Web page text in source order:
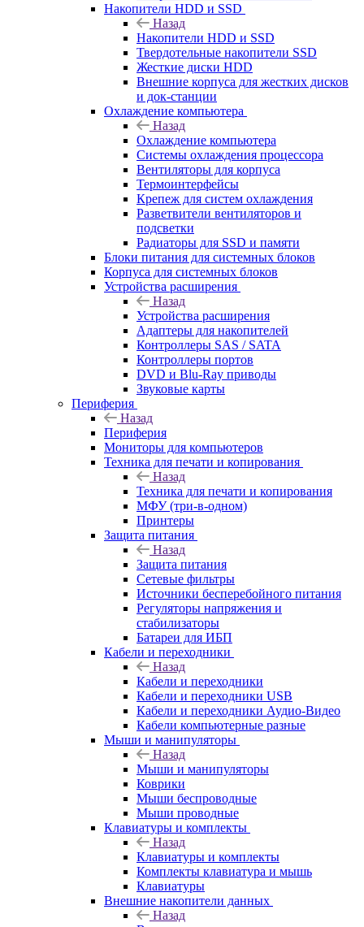
Накопители HDD и SSD
Назад
Накопители HDD и SSD
Твердотельные накопители SSD
Жесткие диски HDD
Внешние корпуса для жестких дисков
и док-станции
Охлаждение компьютера
Назад
Охлаждение компьютера
Системы охлаждения процессора
Вентиляторы для корпуса
Термоинтерфейсы
Крепеж для систем охлаждения
Разветвители вентиляторов и
подсветки
Радиаторы для SSD и памяти
Блоки питания для системных блоков
Корпуса для системных блоков
Устройства расширения
Назад
Устройства расширения
Адаптеры для накопителей
Контроллеры SAS / SATA
Контроллеры портов
DVD и Blu-Ray приводы
Звуковые карты
Периферия
Назад
Периферия
Мониторы для компьютеров
Техника для печати и копирования
Назад
Техника для печати и копирования
МФУ (три-в-одном)
Принтеры
Защита питания
Назад
Защита питания
Сетевые фильтры
Источники бесперебойного питания
Регуляторы напряжения и
стабилизаторы
Батареи для ИБП
Кабели и переходники
Назад
Кабели и переходники
Кабели и переходники USB
Кабели и переходники Аудио-Видео
Кабели компьютерные разные
Мыши и манипуляторы
Назад
Мыши и манипуляторы
Коврики
Мыши беспроводные
Мыши проводные
Клавиатуры и комплекты
Назад
Клавиатуры и комплекты
Комплекты клавиатура и мышь
Клавиатуры
Внешние накопители данных
Назад